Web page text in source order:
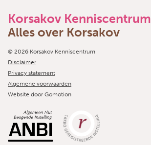
Korsakov Kenniscentrum
Alles over Korsakov
Copyright navigation
© 2026 Korsakov Kenniscentrum
Disclaimer
Privacy statement
Algemene voorwaarden
Website door Gomotion